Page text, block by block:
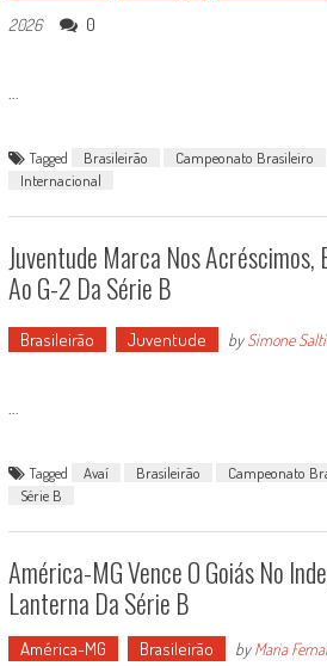
2026
0
...
Tagged Brasileirão Campeonato Brasileiro
Internacional
Juventude Marca Nos Acréscimos,
Ao G-2 Da Série B
Brasileirão Juventude bySimone
...
Tagged Avaí Brasileirão Campeonato
Série B
América-MG Vence O Goiás No
Lanterna Da Série B
América-MG Brasileirão byMaria